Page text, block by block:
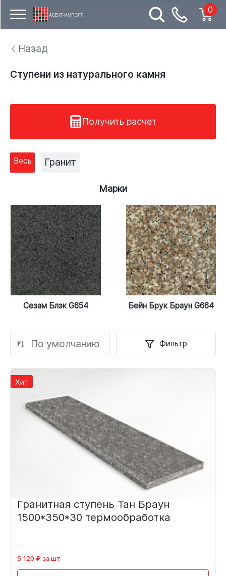
0
Назад
Ступени из натурального камня
Получить расчет
Весь Гранит
Марки
Сезам Блэк G654 Бейн Брук Браун G664
По умолчанию Фильтр
Хит
Гранитная ступень Тан Браун
1500*350*30 термообработка
5 120 ₽ за шт